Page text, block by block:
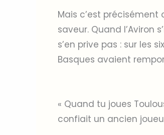
Mais c’est
saveur. Quand l’Aviron
s’en prive pas : sur les
Basques avaient
« Quand tu joues
confiait un ancien